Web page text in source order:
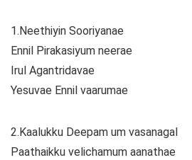
1.Neethiyin Sooriyanae
Ennil Pirakasiyum neerae
Irul Agantridavae
Yesuvae Ennil vaarumae
2.Kaalukku Deepam um vasanagal
Paathaikku velichamum aanathae